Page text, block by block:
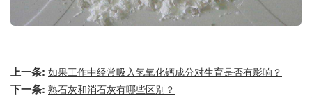
上一条: 如果工作中经常吸入氢氧化钙成分对生育是否有影响？
下一条: 熟石灰和消石灰有哪些区别？